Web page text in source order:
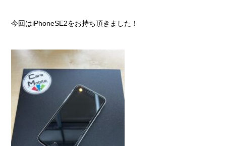
今回はiPhoneSE2をお持ち頂きました！